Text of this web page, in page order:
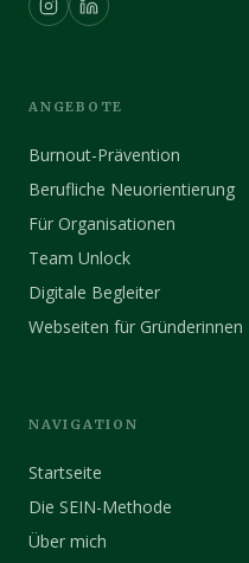
ANGEBOTE
Burnout-Prävention
Berufliche Neuorientierung
Für Organisationen
Team Unlock
Digitale Begleiter
Webseiten für Gründerinnen
NAVIGATION
Startseite
Die SEIN-Methode
Über mich